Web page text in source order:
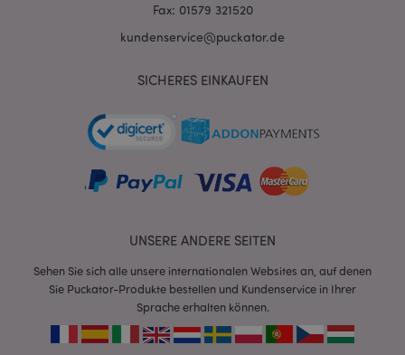
Fax: 01579 321520
kundenservice@puckator.de
SICHERES EINKAUFEN
UNSERE ANDERE SEITEN
Sehen Sie sich alle unsere internationalen Websites an, auf denen
Sie Puckator-Produkte bestellen und Kundenservice in Ihrer
Sprache erhalten können.
mage-cache-sessid